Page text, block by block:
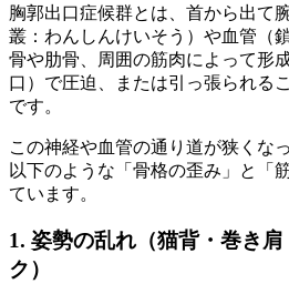
胸郭出口症候群とは、首から出て
叢：わんしんけいそう）や血管（
骨や肋骨、周囲の筋肉によって形
口）で圧迫、または引っ張られる
です。
この神経や血管の通り道が狭くな
以下のような「骨格の歪み」と「
ています。
1. 姿勢の乱れ（猫背・巻き
ク）